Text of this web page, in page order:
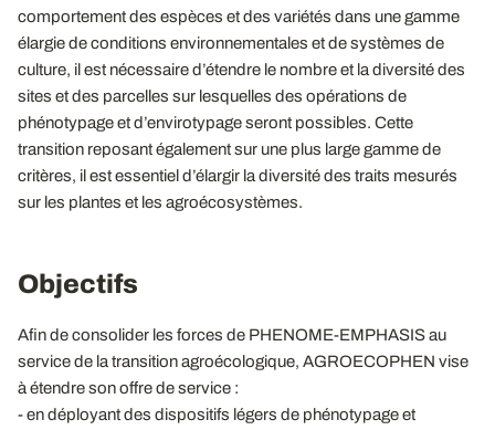
comportement des espèces et des variétés dans une gamme
élargie de conditions environnementales et de systèmes de
culture, il est nécessaire d’étendre le nombre et la diversité des
sites et des parcelles sur lesquelles des opérations de
phénotypage et d’envirotypage seront possibles. Cette
transition reposant également sur une plus large gamme de
critères, il est essentiel d’élargir la diversité des traits mesurés
sur les plantes et les agroécosystèmes.
Objectifs
Afin de consolider les forces de PHENOME-EMPHASIS au
service de la transition agroécologique, AGROECOPHEN vise
à étendre son offre de service :
- en déployant des dispositifs légers de phénotypage et